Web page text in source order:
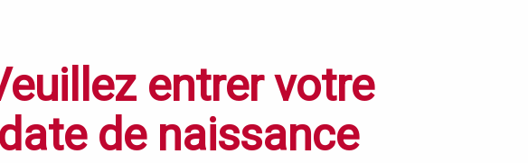
entrer votre
date de naissance